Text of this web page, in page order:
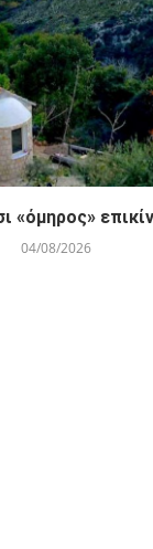
04/08/2026